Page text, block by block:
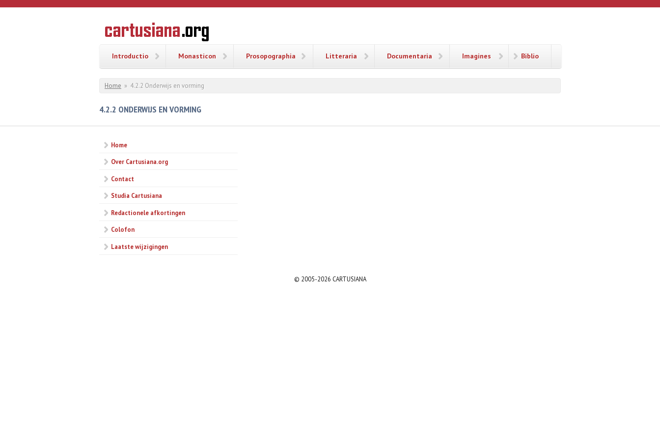
Overslaan en naar de inhoud gaan
CARTUSIANA
Geschiedenis
van de
Introductio Monasticon Prosopographia Litteraria Documentaria Imagines Biblio
U bent hier
Home » 4.2.2 Onderwijs en vorming
4.2.2 ONDERWIJS EN VORMING
Home
Over Cartusiana.org
Contact
Studia Cartusiana
Redactionele afkortingen
Colofon
Laatste wijzigingen
© 2005-2026 CARTUSIANA